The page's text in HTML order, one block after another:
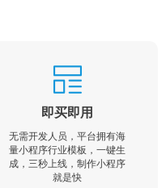
即买即用
无需开发人员，平台拥有海
量小程序行业模板，一键生
成，三秒上线，制作小程序
就是快